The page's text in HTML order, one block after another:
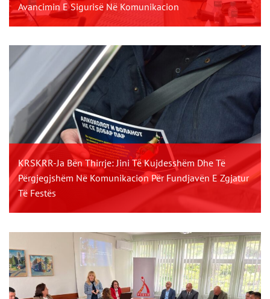
Avancimin E Sigurisë Në Komunikacion
KRSKRR-Ja Bën Thirrje: Jini Të Kujdesshëm Dhe Të
Përgjegjshëm Në Komunikacion Për Fundjavën E Zgjatur
Të Festës